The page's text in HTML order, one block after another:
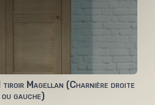
tiroir Magellan (Charnière droite
ou gauche)